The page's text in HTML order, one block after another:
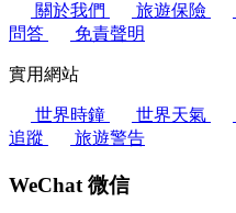
關於我們 旅遊保險
問答
免責聲明
實用網站
世界時鐘 世界天氣
追蹤
旅遊警告
WeChat 微信